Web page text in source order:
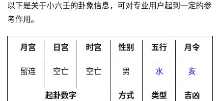
会
以下是关于小六壬的卦象信息，可对专业用户起到一定的参
考作用。
月宫 日宫 时宫 性别 五行 月令
留连 空亡 空亡 男 水 亥
起卦数字 方式 类型 吉凶